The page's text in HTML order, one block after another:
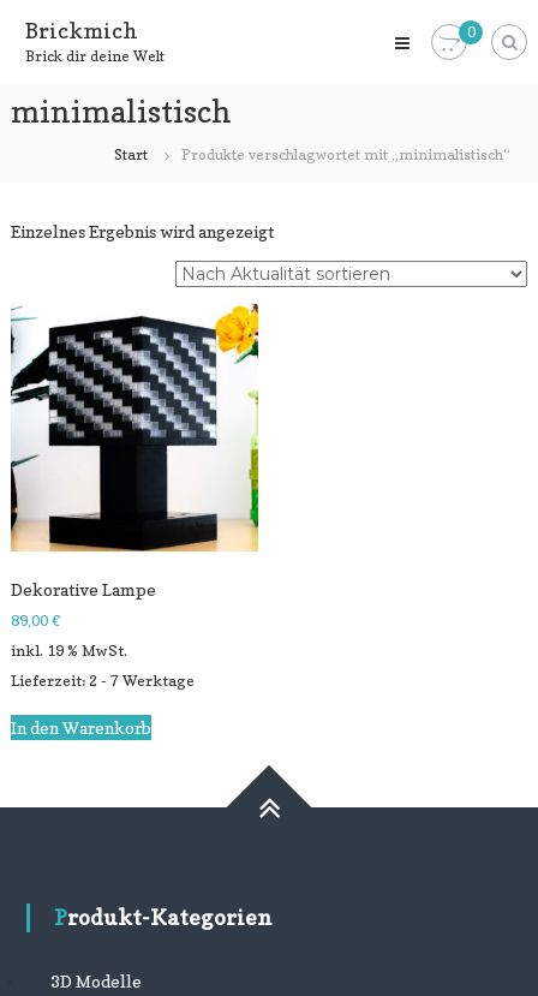
Inhalt
springen
Brickmich
Brick dir deine Welt
0
minimalistisch
Start Produkte verschlagwortet mit „minimalistisch“
Einzelnes Ergebnis wird angezeigt
Dekorative Lampe
89,00 €
inkl. 19 % MwSt.
Lieferzeit: 2 - 7 Werktage
In den Warenkorb
Produkt-Kategorien
3D Modelle